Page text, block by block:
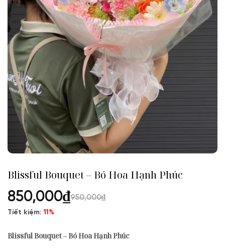
Blissful Bouquet – Bó Hoa Hạnh Phúc
850,000₫950,000₫
Tiết kiệm:11%
Blissful Bouquet – Bó Hoa Hạnh Phúc